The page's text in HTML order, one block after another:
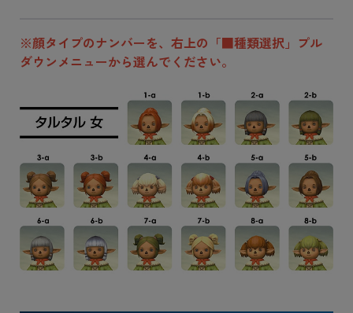
※顔タイプのナンバーを、右上の「■種類選択」プル
ダウンメニューから選んでください。